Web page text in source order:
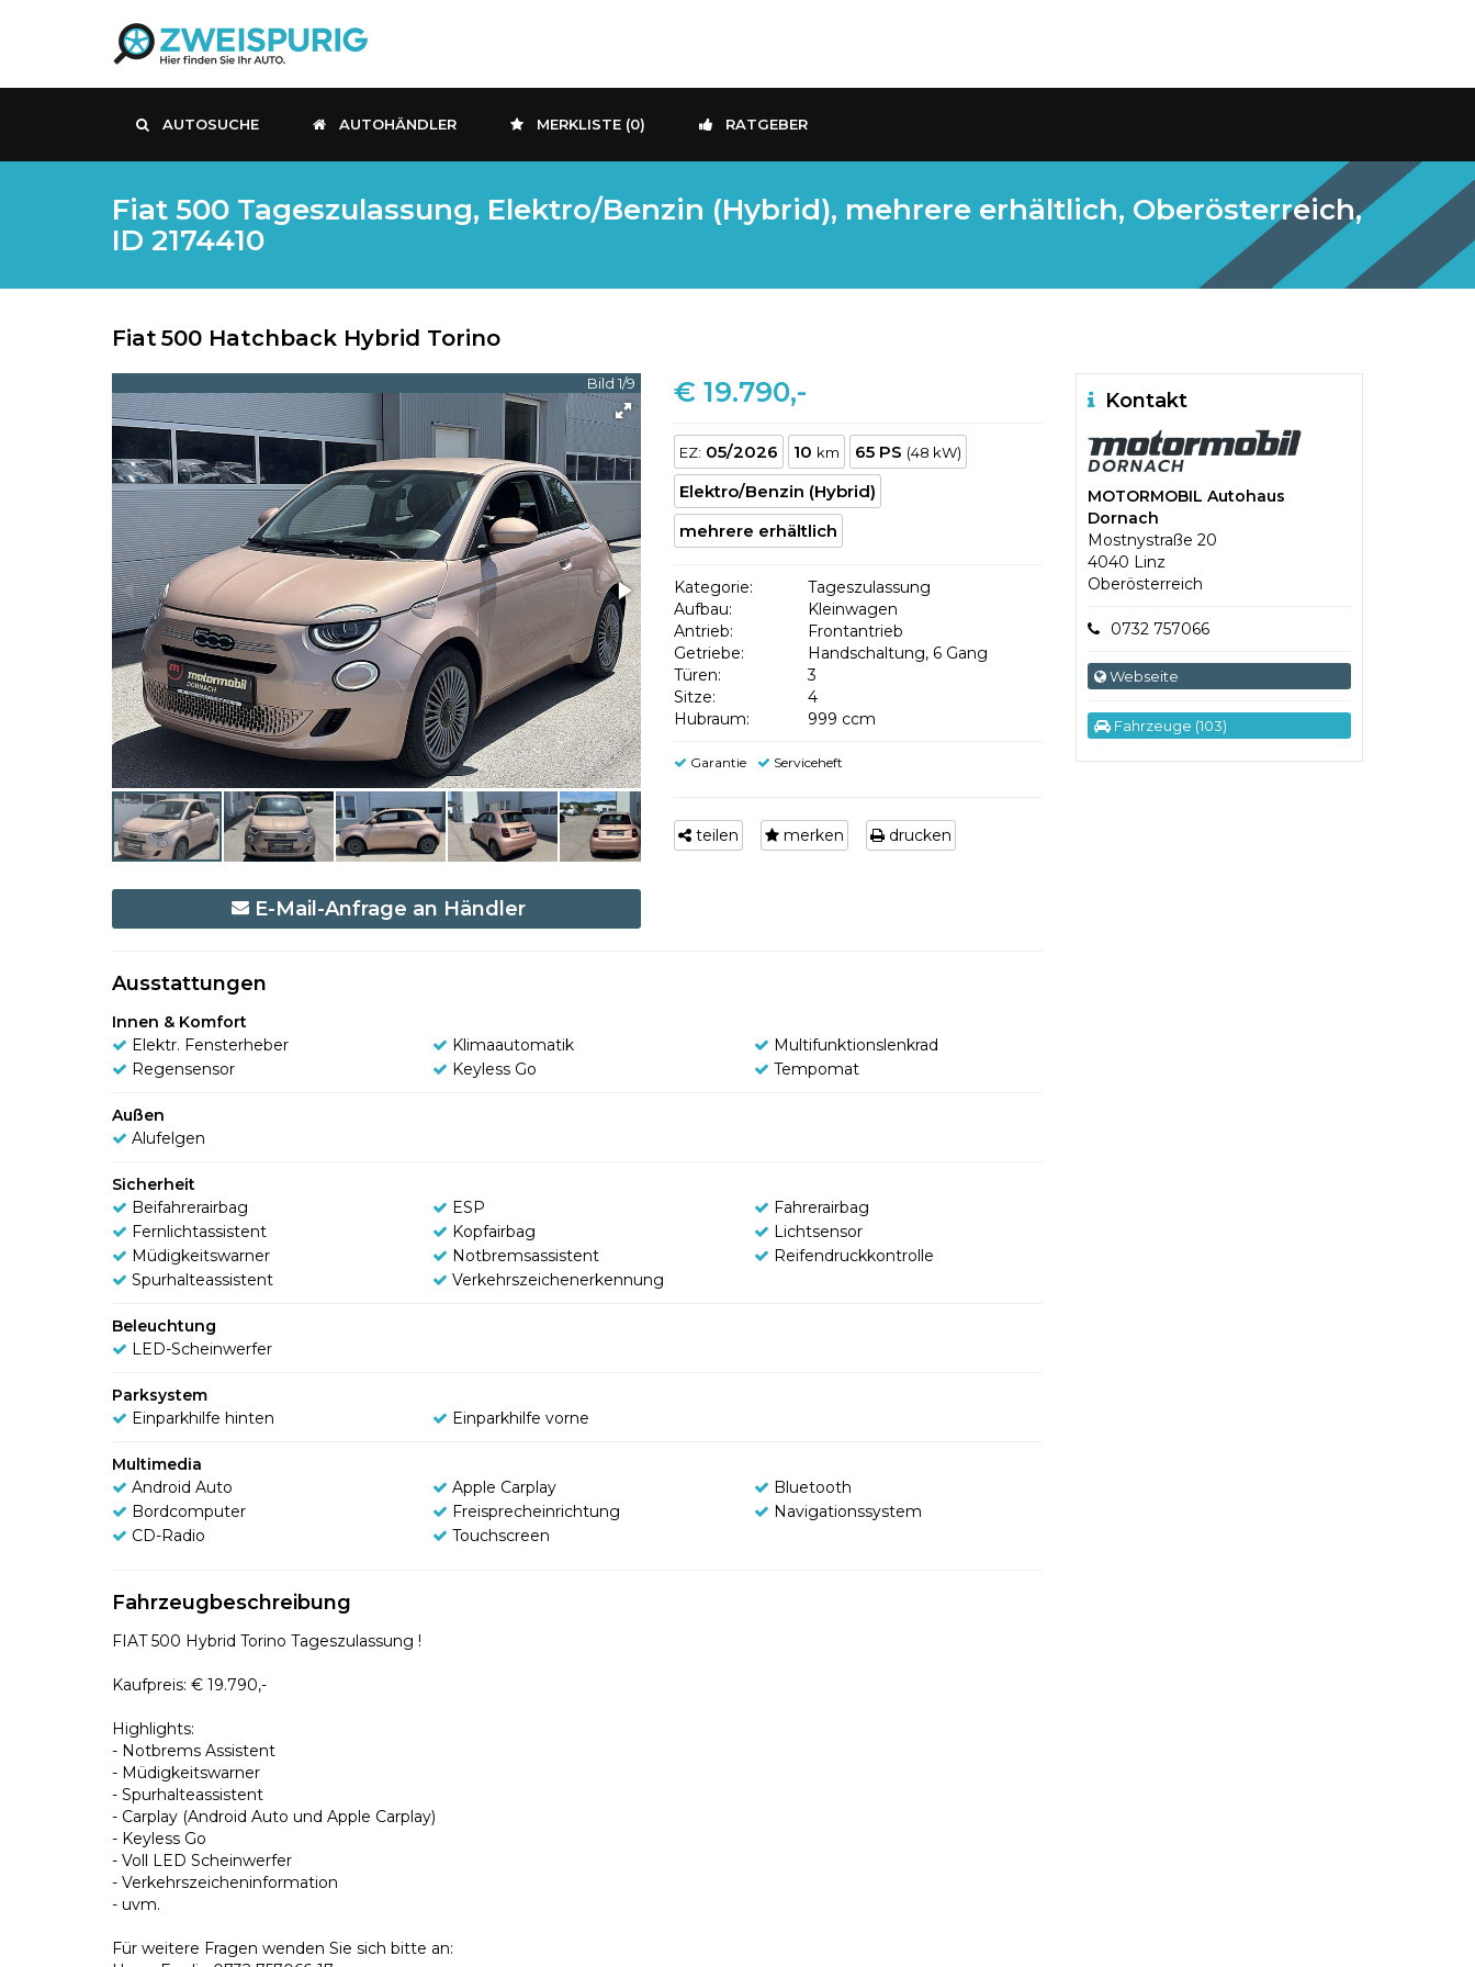
AUTOSUCHE AUTOHÄNDLER MERKLISTE (0) RATGEBER
Fiat 500 Tageszulassung, Elektro/Benzin (Hybrid), mehrere erhältlich, Oberösterreich,
ID 2174410
Fiat 500 Hatchback Hybrid Torino
Bild 1/9
E-Mail-Anfrage an Händler
€ 19.790,-
EZ: 05/2026 10 km 65 PS (48 kW)
Elektro/Benzin (Hybrid)
mehrere erhältlich
Kategorie:
Tageszulassung
Aufbau:
Kleinwagen
Antrieb:
Frontantrieb
Getriebe:
Handschaltung, 6 Gang
Türen:
3
Sitze:
4
Hubraum:
999 ccm
Garantie Serviceheft
teilen merken drucken
Ausstattungen
Innen & Komfort
Elektr. Fensterheber
Klimaautomatik
Multifunktionslenkrad
Regensensor
Keyless Go Tempomat
Außen
Alufelgen
Sicherheit
Beifahrerairbag
ESP
Fahrerairbag
Fernlichtassistent
Kopfairbag
Lichtsensor
Müdigkeitswarner
Notbremsassistent
Reifendruckkontrolle
Spurhalteassistent
Verkehrszeichenerkennung
Beleuchtung
LED-Scheinwerfer
Parksystem
Einparkhilfe hinten
Einparkhilfe vorne
Multimedia
Android Auto
Apple Carplay
Bluetooth
Bordcomputer
Freisprecheinrichtung
Navigationssystem
CD-Radio
Touchscreen
Fahrzeugbeschreibung
FIAT 500 Hybrid Torino Tageszulassung !
Kaufpreis: € 19.790,-
Highlights:
- Notbrems Assistent
- Müdigkeitswarner
- Spurhalteassistent
- Carplay (Android Auto und Apple Carplay)
- Keyless Go
- Voll LED Scheinwerfer
- Verkehrszeicheninformation
- uvm.
Für weitere Fragen wenden Sie sich bitte an:
Kontakt
MOTORMOBIL Autohaus
Dornach
Mostnystraße 20
4040 Linz
Oberösterreich
0732 757066
Webseite
Fahrzeuge (103)